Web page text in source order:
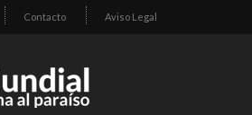
Contacto Aviso Legal